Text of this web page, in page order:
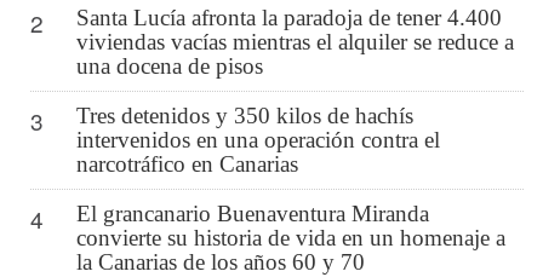
2
Santa Lucía afronta la paradoja de tener 4.400
viviendas vacías mientras el alquiler se reduce a
una docena de pisos
3
Tres detenidos y 350 kilos de hachís
intervenidos en una operación contra el
narcotráfico en Canarias
4
El grancanario Buenaventura Miranda
convierte su historia de vida en un homenaje a
la Canarias de los años 60 y 70